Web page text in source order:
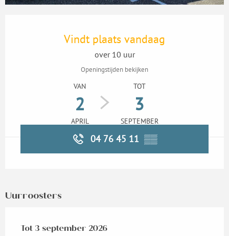
Vindt plaats vandaag
over 10 uur
Openingstijden bekijken
VAN
2
APRIL
TOT
3
SEPTEMBER
04 76 45 11 ▒▒
Uurroosters
Vanaf2 april 2026tot3 september 2026
Tot 3 september 2026